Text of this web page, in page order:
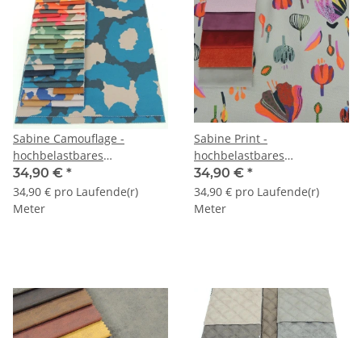
Sabine Camouflage -
hochbelastbares
Strukturgewebe mit
Fleckschutz
34,90 € *
34,90 € pro Laufende(r)
Meter
Sabine Print -
hochbelastbares
Strukturgewebe mit
Fleckschutz
34,90 € *
34,90 € pro Laufende(r)
Meter